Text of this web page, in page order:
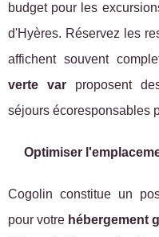
budget pour les
d'Hyères. Réservez les
affichent souvent
verte varproposent
séjours écoresponsables
Optimiser
Cogolin constitue un
pour votre hébergement